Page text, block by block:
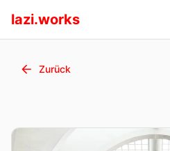
lazi.works
Zurück